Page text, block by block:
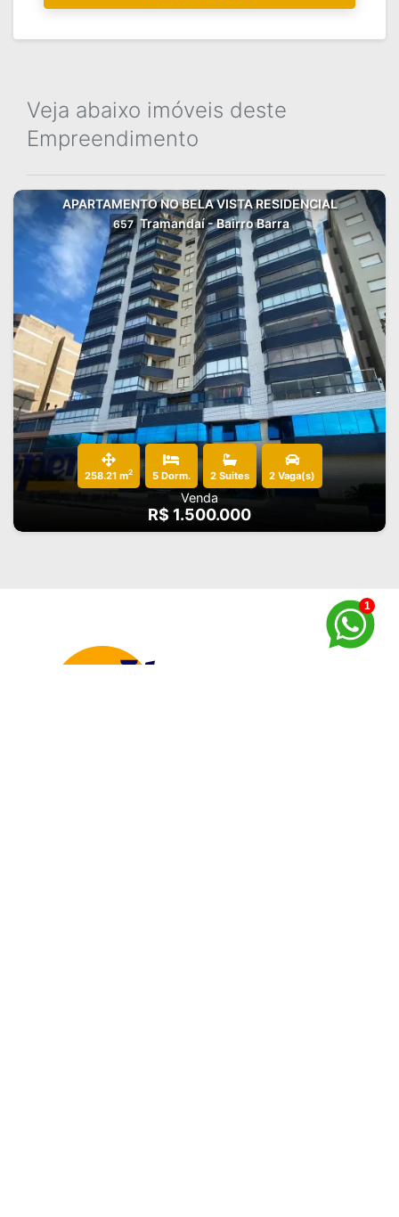
Veja abaixo imóveis deste
Empreendimento
APARTAMENTO NO BELA VISTA RESIDENCIAL
657 Tramandaí - Bairro Barra
258.21 m2 5 Dorm. 2 Suites 2 Vaga(s)
Venda
R$ 1.500.000
1